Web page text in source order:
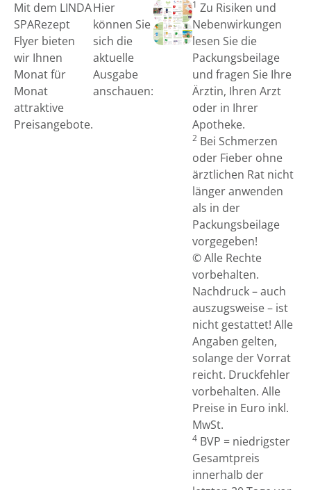
Mit dem LINDA
SPARezept
Flyer bieten
wir Ihnen
Monat für
Monat
attraktive
Preisangebote.
Hier
können Sie
sich die
aktuelle
Ausgabe
anschauen:
1 Zu Risiken und
Nebenwirkungen
lesen Sie die
Packungsbeilage
und fragen Sie Ihre
Ärztin, Ihren Arzt
oder in Ihrer
Apotheke.
2 Bei Schmerzen
oder Fieber ohne
ärztlichen Rat nicht
länger anwenden
als in der
Packungsbeilage
vorgegeben!
© Alle Rechte
vorbehalten.
Nachdruck – auch
auszugsweise – ist
nicht gestattet! Alle
Angaben gelten,
solange der Vorrat
reicht. Druckfehler
vorbehalten. Alle
Preise in Euro inkl.
MwSt.
4 BVP = niedrigster
Gesamtpreis
innerhalb der